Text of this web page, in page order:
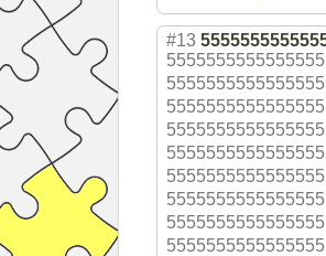
#13
555555555555555
555555555555555
555555555555555
555555555555555
555555555555555
555555555555555
555555555555555
555555555555555
555555555555555